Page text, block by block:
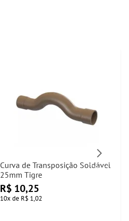
Curva de Transposição Soldável
25mm Tigre
R$ 10,25
10x de R$ 1,02